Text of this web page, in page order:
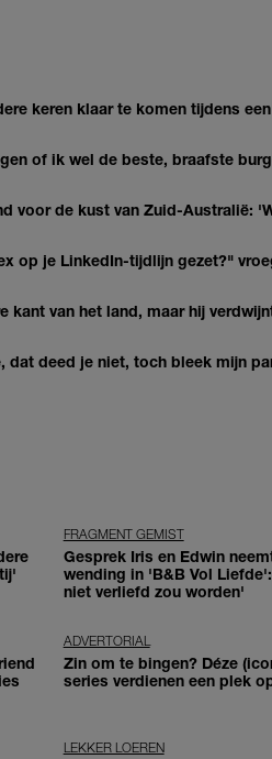
keren klaar te komen tijdens
of ik wel de beste, braafste
voor de kust van Zuid-Australië:
op je LinkedIn-tijdlijn gezet?"
kant van het land, maar hij
dat deed je niet, toch bleek mijn
FRAGMENT GEMIST
Gesprek Iris en Edwin
wending in 'B&B Vol
niet verliefd zou worden'
ADVERTORIAL
Zin om te bingen? Déze
series verdienen een plek
LEKKER LOEREN